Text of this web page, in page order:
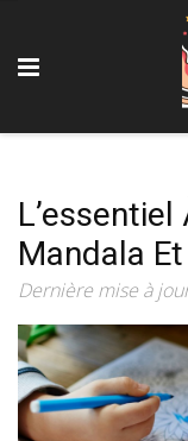
Mandala
Dernière mise à